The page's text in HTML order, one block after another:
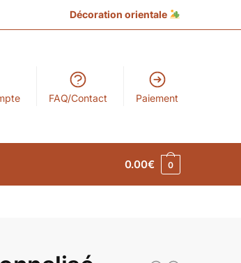
Décoration orientale
FAQ/Contact Paiement
0.00€ 0